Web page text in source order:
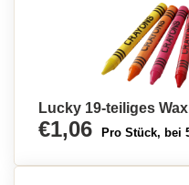
Lucky 19-teiliges
€1,06 Pro Stück, bei